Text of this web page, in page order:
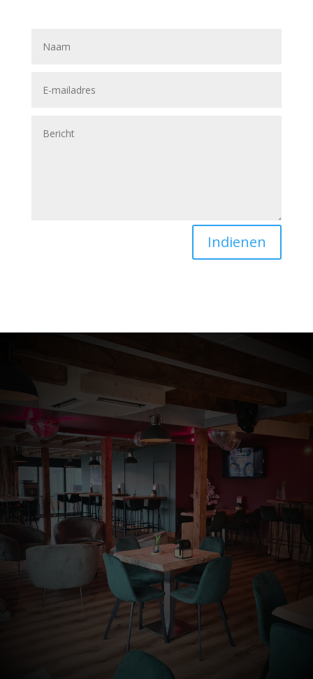
Indienen
Categories
Uncategorized